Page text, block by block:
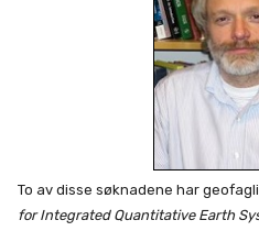
To av disse søknadene har
for Integrated Quantitative Earth